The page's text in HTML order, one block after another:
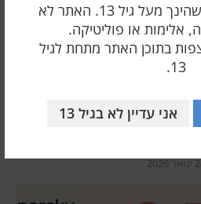
אנו רק רוצים לוודא שהינך מעל גיל 13. האתר לא
אלימות או פוליטיקה.
בתוכן האתר מתחת לגיל
13.
אני עדיין לא בגיל 13
2026